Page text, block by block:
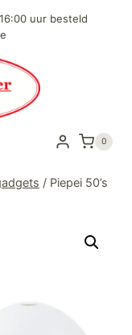
uur besteld
0
/ Piepei 50’s